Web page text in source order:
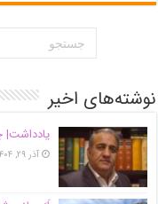
نوشته‌های اخیر
یادداشت|
آذر ۲۹, ۱۴۰۴